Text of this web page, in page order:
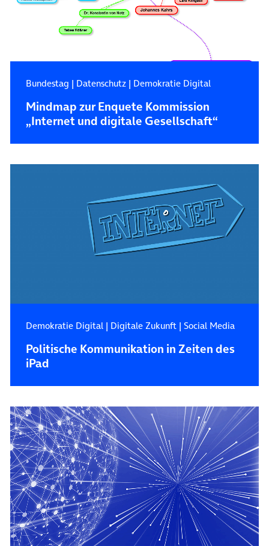
Bundestag | Datenschutz| Demokratie Digital
Mindmap zur Enquete Kommission
„Internet und digitale Gesellschaft“
Demokratie Digital| Digitale Zukunft| Social Media
Politische Kommunikation in Zeiten des
iPad